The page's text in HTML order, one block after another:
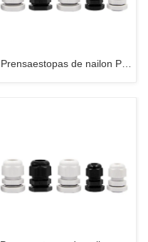
Prensaestopas de nailon PA